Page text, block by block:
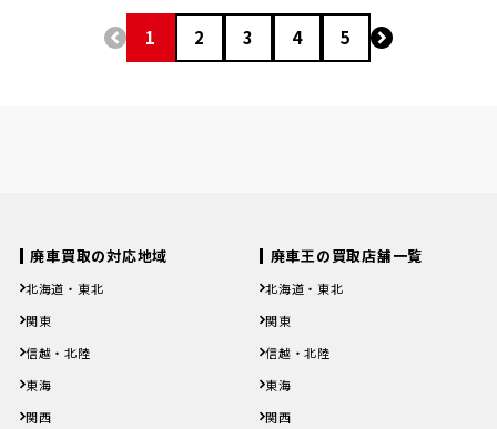
1 2 3 4 5
廃車買取の対応地域
北海道・東北
山形県
関東
東京都神奈川県
信越・北陸
長野県
東海
関西
廃車王の買取店舗一覧
北海道・東北
山形県
関東
東京都神奈川県
信越・北陸
長野県
東海
関西